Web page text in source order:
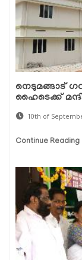
നെടുമങ്ങാട്
ഹൈടെക്ക്
10th of
Continue Reading